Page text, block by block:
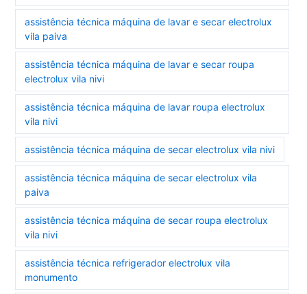
assistência técnica máquina de lavar e secar electrolux
vila paiva
assistência técnica máquina de lavar e secar roupa
electrolux vila nivi
assistência técnica máquina de lavar roupa electrolux
vila nivi
assistência técnica máquina de secar electrolux vila nivi
assistência técnica máquina de secar electrolux vila
paiva
assistência técnica máquina de secar roupa electrolux
vila nivi
assistência técnica refrigerador electrolux vila
monumento